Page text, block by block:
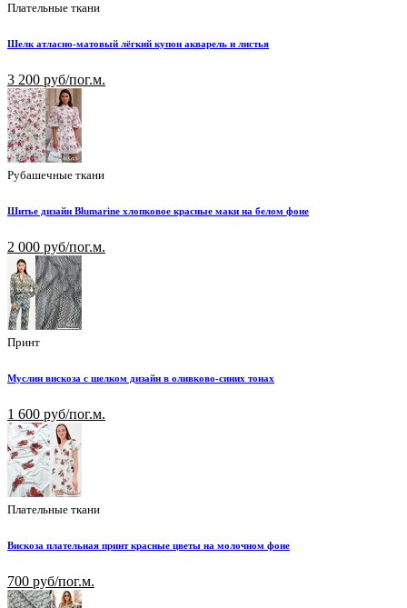
Плательные ткани
Шелк атласно-матовый лёгкий купон акварель и листья
3 200 руб/пог.м.
Рубашечные ткани
Шитье дизайн Blumarine хлопковое красные маки на белом фоне
2 000 руб/пог.м.
Принт
Муслин вискоза с шелком дизайн в оливково-синих тонах
1 600 руб/пог.м.
Плательные ткани
Вискоза плательная принт красные цветы на молочном фоне
700 руб/пог.м.